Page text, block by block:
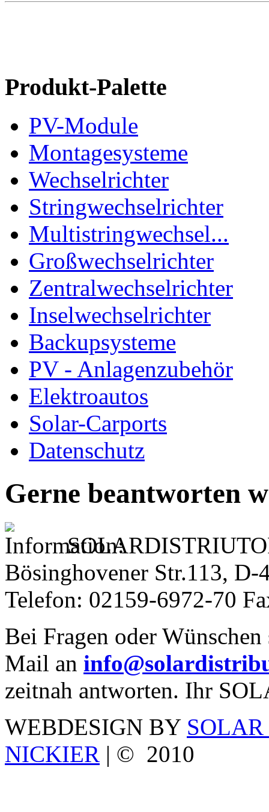
Produkt-Palette
PV-Module
Montagesysteme
Wechselrichter
Stringwechselrichter
Multistringwechsel...
Großwechselrichter
Zentralwechselrichter
Inselwechselrichter
Backupsysteme
PV - Anlagenzubehör
Elektroautos
Solar-Carports
Datenschutz
Gerne beantworten
Bösinghovener Str.113, D-
Telefon: 02159-6972-70
Bei Fragen oder
Mail an
zeitnah antworten. Ihr
WEBDESIGN BY
NICKIER | © 2010